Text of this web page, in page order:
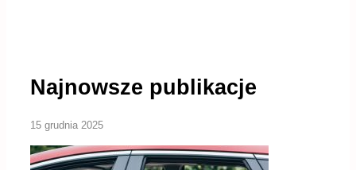
Najnowsze publikacje
15 grudnia 2025